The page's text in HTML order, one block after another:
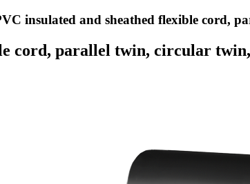
insulated and sheathed flexible cord,
cord, parallel twin, circular